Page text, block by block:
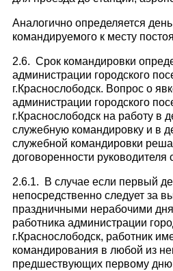
Аналогично определяется
командируемого к месту
2.6. Срок командировки
администрации городского
г.Краснослободск. Вопрос о
администрации городского
г.Краснослободск на работу в
служебную командировку и в
служебной командировки
договоренности руководителя
2.6.1. В случае если первый
непосредственно следует за
праздничными нерабочими
работника администрации
г.Краснослободск, работник
командирования в любой из
предшествующих первому дню